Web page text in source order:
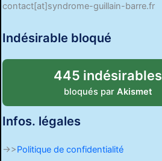
contact[at]syndrome-guillain-barre.fr
Indésirable bloqué
445 indésirables
bloqués par Akismet
Infos. légales
->>Politique de confidentialité